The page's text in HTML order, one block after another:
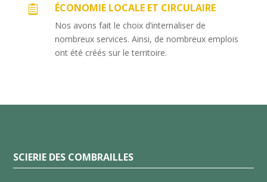
 ÉCONOMIE LOCALE ET CIRCULAIRE
Nos avons fait le choix d’internaliser de
nombreux services. Ainsi, de nombreux emplois
ont été créés sur le territoire.
SCIERIE DES COMBRAILLES